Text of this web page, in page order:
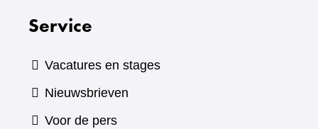
Service
Vacatures en stages
Nieuwsbrieven
Voor de pers